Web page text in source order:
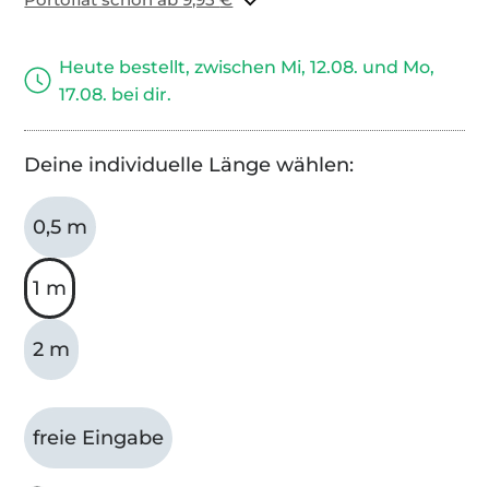
Heute bestellt, zwischen Mi, 12.08. und Mo,
17.08. bei dir.
Deine individuelle Länge wählen:
0,5 m
1 m
2 m
freie Eingabe